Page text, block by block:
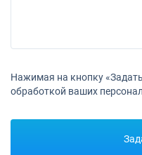
02/10/2027 - 09/
09/10/2027 - 16/
16/10/2027 -
Нажимая на кнопку
обработкой ваших